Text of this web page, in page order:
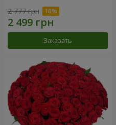
2 777 грн
Заказать